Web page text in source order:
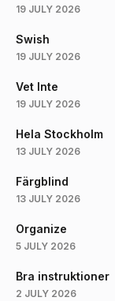
19 JULY 2026
Swish
19 JULY 2026
Vet Inte
19 JULY 2026
Hela Stockholm
13 JULY 2026
Färgblind
13 JULY 2026
Organize
5 JULY 2026
Bra instruktioner
2 JULY 2026